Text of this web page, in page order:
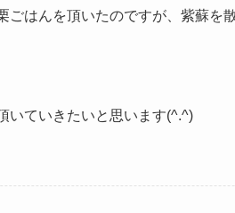
ごはんを頂いたのですが、紫蘇を
いていきたいと思います(^.^)